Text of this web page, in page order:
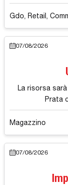
Gdo, Retail,
07/08/2026
La risorsa
Prata
Magazzino
07/08/2026